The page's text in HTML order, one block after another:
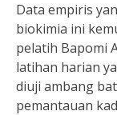
Data empiris
biokimia ini
pelatih Bapomi
latihan harian
diuji ambang
pemantauan